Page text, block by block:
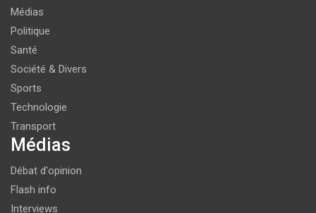
Médias
Politique
Santé
Société & Divers
Sports
Technologie
Transport
Médias
Débat d'opinion
Flash info
Interviews